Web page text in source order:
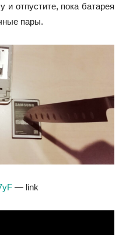
и отпустите, пока батарея
пары.
— link